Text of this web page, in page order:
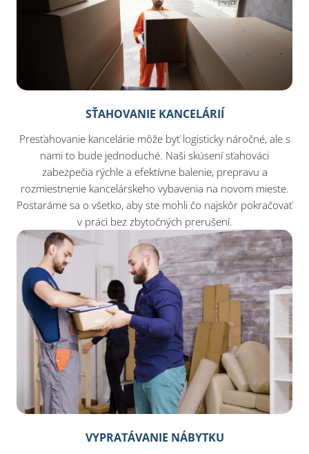
SŤAHOVANIE KANCELÁRIÍ
Presťahovanie kancelárie môže byť logisticky náročné, ale s
nami to bude jednoduché. Naši skúsení sťahováci
zabezpečia rýchle a efektívne balenie, prepravu a
rozmiestnenie kancelárskeho vybavenia na novom mieste.
Postaráme sa o všetko, aby ste mohli čo najskôr pokračovať
v práci bez zbytočných prerušení.​
VYPRATÁVANIE NÁBYTKU